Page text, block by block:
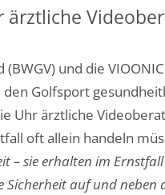
und die
Golfsport
Uhr ärztliche
oft allein handeln
– sie erhalten im
auf und neben